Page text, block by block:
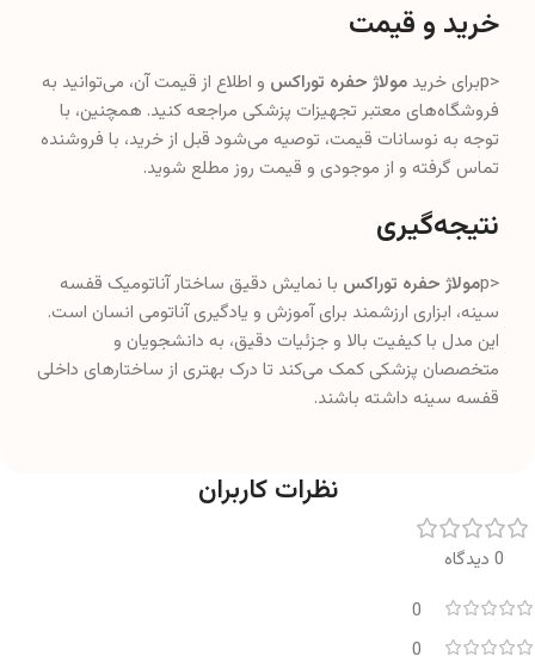
خرید و قیمت
<pبرای خرید مولاژ حفره توراکس و اطلاع از قیمت آن، می‌توانید به
فروشگاه‌های معتبر تجهیزات پزشکی مراجعه کنید. همچنین، با
توجه به نوسانات قیمت، توصیه می‌شود قبل از خرید، با فروشنده
تماس گرفته و از موجودی و قیمت روز مطلع شوید.
نتیجه‌گیری
<p مولاژ حفره توراکس با نمایش دقیق ساختار آناتومیک قفسه
سینه، ابزاری ارزشمند برای آموزش و یادگیری آناتومی انسان است.
این مدل با کیفیت بالا و جزئیات دقیق، به دانشجویان و
متخصصان پزشکی کمک می‌کند تا درک بهتری از ساختارهای داخلی
قفسه سینه داشته باشند.
نظرات کاربران
0 دیدگاه
0